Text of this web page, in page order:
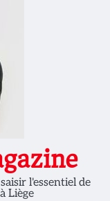
l'essentiel de
Liège